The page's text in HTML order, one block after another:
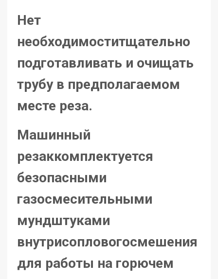
Нет
необходимоститщательно
подготавливать и очищать
трубу в предполагаемом
месте реза.
Машинный
резаккомплектуется
безопасными
газосмесительными
мундштуками
внутрисопловогосмешения
для работы на горючем